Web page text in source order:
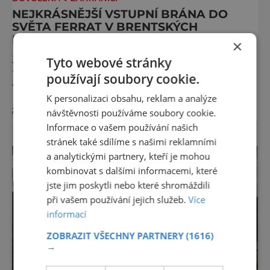
NEJKRÁSNĚJŠÍ VSTUPNÍ BRÁNA DO
SVĚTA FERRAT V BRENTSKÝCH
DOLOMITECH
Jen málokterá via ferrata dokáže nabídnout
tak dokonalou kombinaci dramatických
výhledů, historického významu a technické
přístupnosti jako Via Ferrata Sosat. V srdci
Brentských Dolomit představuje vstupní
bránu do legendárního systému Via delle
Bocchette, který je mezi milovníky ferrat
považován za jednu z nejkrásnějších
vysokohorských tras na světě. Přestože
samotná ferrata nepatří mezi techn
zobrazit více >>
×
Tyto webové stránky
používají soubory cookie.
K personalizaci obsahu, reklam a analýze
návštěvnosti používáme soubory cookie.
Informace o vašem používání našich
stránek také sdílíme s našimi reklamními
a analytickými partnery, kteří je mohou
kombinovat s dalšími informacemi, které
jste jim poskytli nebo které shromáždili
při vašem používání jejich služeb.Více
informací
ZOBRAZIT VŠECHNY PARTNERY(1616)
→